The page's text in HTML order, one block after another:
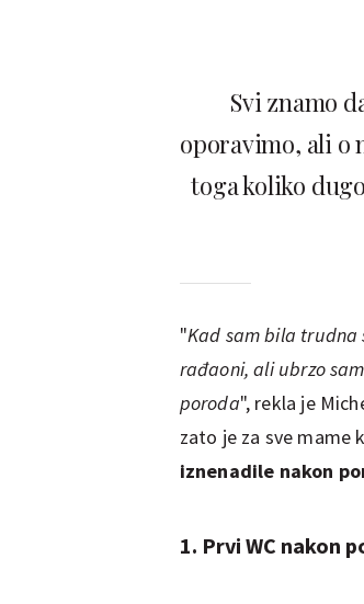
Svi znamo
oporavimo, ali o
toga koliko
"Kad sam bila trudna
rađaoni, ali ubrzo
poroda", rekla je
zato je za sve mame
iznenadile nakon
1. Prvi WC nakon